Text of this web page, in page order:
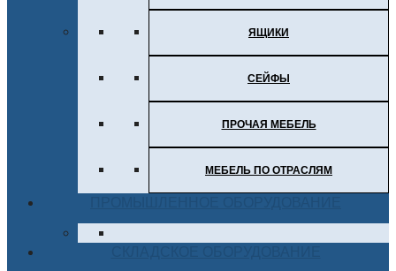
ЯЩИКИ
СЕЙФЫ
ПРОЧАЯ МЕБЕЛЬ
МЕБЕЛЬ ПО ОТРАСЛЯМ